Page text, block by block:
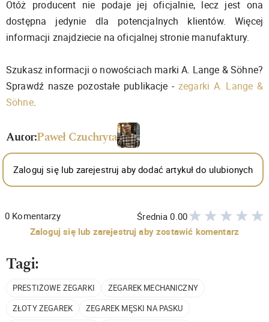
Otóż producent nie podaje jej oficjalnie, lecz jest ona
dostępna jedynie dla potencjalnych klientów. Więcej
informacji znajdziecie na oficjalnej stronie manufaktury.
Szukasz informacji o nowościach marki A. Lange & Söhne?
Sprawdź nasze pozostałe publikacje - zegarki A. Lange &
Söhne.
Autor:Paweł Czuchryta
Zaloguj się lub zarejestruj aby dodać artykuł do ulubionych
0 Komentarzy Średnia0.00
Zaloguj się lub zarejestruj aby zostawić komentarz
Tagi:
PRESTIŻOWE ZEGARKI
ZEGAREK MECHANICZNY
ZŁOTY ZEGAREK
ZEGAREK MĘSKI NA PASKU